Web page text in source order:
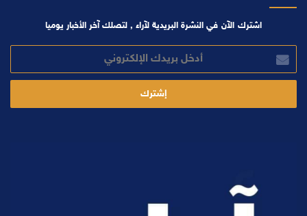
اشترك الآن في النشرة البريدية لآراء , لتصلك آخر الأخبار يوميا
بريدك
الإلكتروني